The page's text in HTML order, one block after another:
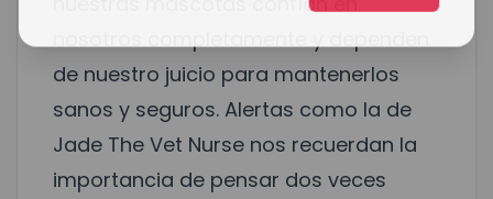
de nuestro juicio para mantenerlos
sanos y seguros. Alertas como la de
Jade The Vet Nurse nos recuerdan la
importancia de pensar dos veces